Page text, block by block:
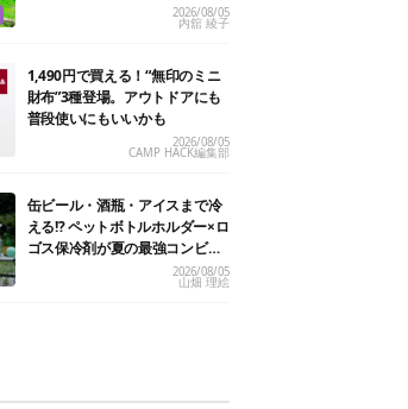
2026/08/05
内舘 綾子
1,490円で買える！“無印のミニ
財布”3種登場。アウトドアにも
普段使いにもいいかも
2026/08/05
CAMP HACK編集部
缶ビール・酒瓶・アイスまで冷
える!? ペットボトルホルダー×ロ
ゴス保冷剤が夏の最強コンビだ
2026/08/05
山畑 理絵